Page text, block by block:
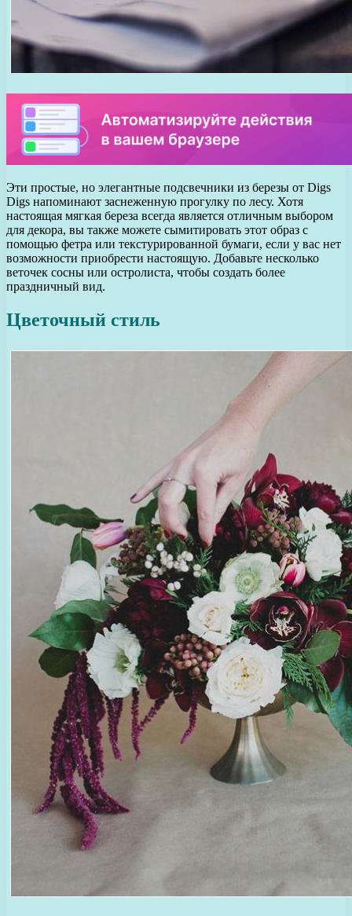
Эти простые, но элегантные подсвечники из березы от Digs
Digs напоминают заснеженную прогулку по лесу. Хотя
настоящая мягкая береза всегда является отличным выбором
для декора, вы также можете сымитировать этот образ с
помощью фетра или текстурированной бумаги, если у вас нет
возможности приобрести настоящую. Добавьте несколько
веточек сосны или остролиста, чтобы создать более
праздничный вид.
Цветочный стиль